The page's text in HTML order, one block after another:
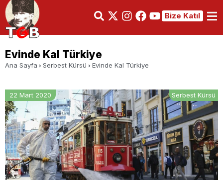
Bize Katıl
Evinde Kal Türkiye
Ana Sayfa Serbest Kürsü Evinde Kal Türkiye
22 Mart 2020 Serbest Kürsü